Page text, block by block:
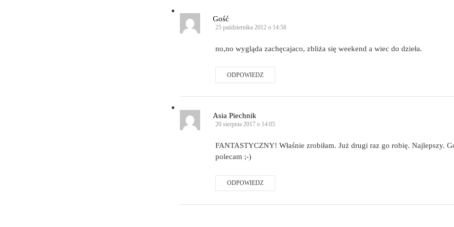
Gość
25 października 2012 o 14:58
no,no wygląda zachęcajaco, zbliża się weekend a wiec do dzieła.
ODPOWIEDZ
Asia Piechnik
20 sierpnia 2017 o 14:05
FANTASTYCZNY! Właśnie zrobiłam. Już drugi raz go robię. Najlepszy.
polecam ;-)
ODPOWIEDZ